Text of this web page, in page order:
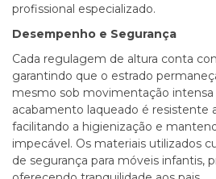
profissional especializado.
Desempenho e Segurança
Cada regulagem de altura conta
garantindo que o estrado
mesmo sob movimentação intensa
acabamento laqueado é resistente
facilitando a higienização e
impecável. Os materiais utilizados
de segurança para móveis infantis,